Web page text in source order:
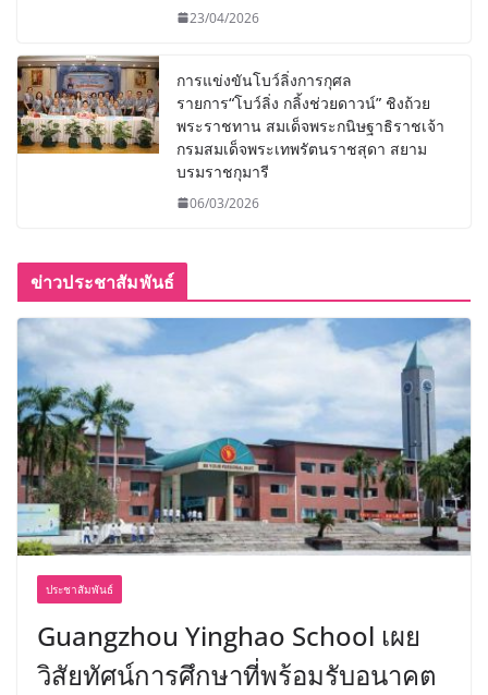
23/04/2026
การแข่งขันโบว์ลิ่งการกุศล
รายการ“โบว์ลิ่ง กลิ้งช่วยดาวน์” ชิงถ้วย
พระราชทาน สมเด็จพระกนิษฐาธิราชเจ้า
กรมสมเด็จพระเทพรัตนราชสุดา สยาม
บรมราชกุมารี
06/03/2026
ข่าวประชาสัมพันธ์
ประชาสัมพันธ์
Guangzhou Yinghao School เผย
วิสัยทัศน์การศึกษาที่พร้อมรับอนาคต